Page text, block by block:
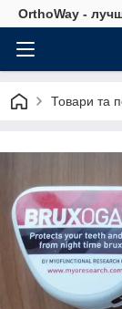
OrthoWay -
Товари та